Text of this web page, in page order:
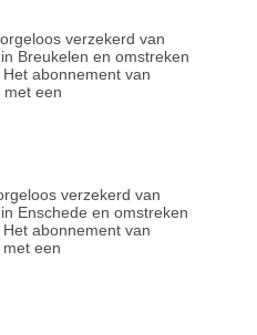
verzekerd van
Breukelen en omstreken
abonnement van
met een
verzekerd van
Enschede en omstreken
abonnement van
een